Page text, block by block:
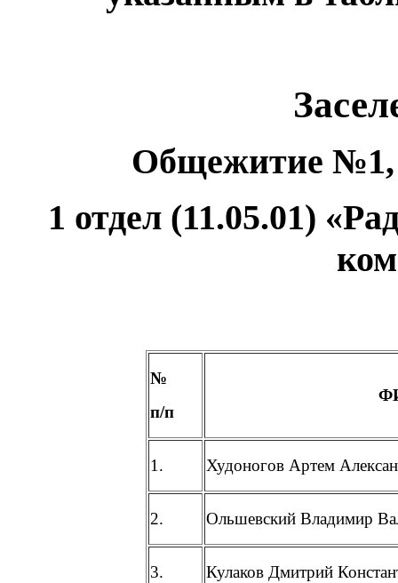
Общежитие №1,
1 отдел (11.05.01)
№
п/п
1. Худоногов Артем
2. Ольшевский Владимир
3. Кулаков Дмитрий